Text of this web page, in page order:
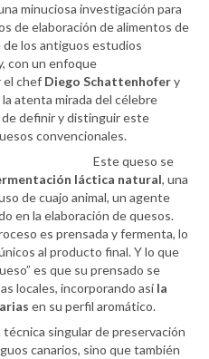
minuciosa investigación para
de elaboración de alimentos de
los antiguos estudios
con un enfoque
el chef Diego Schattenhofery
la atenta mirada del célebre
de definir y distinguir este
convencionales.
Este queso se
láctica natural, una
de cuajo animal, un agente
en la elaboración de quesos.
es prensada y fermenta, lo
al producto final. Y lo que
es que su prensado se
locales, incorporando asíla
en su perfil aromático.
singular de preservación
canarios, sino que también